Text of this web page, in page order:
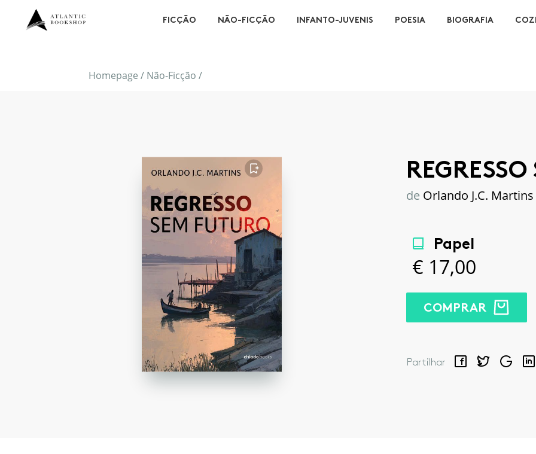
FICÇÃO NÃO-FICÇÃO INFANTO-JUVENIS POESIA BIOGRAFIA
Homepage / Não-Ficção /
FAVORITO
de Orlando J.C. Martins
Papel
€ 17,00
COMPRAR
Partilhar FacebookTwitterGoogle